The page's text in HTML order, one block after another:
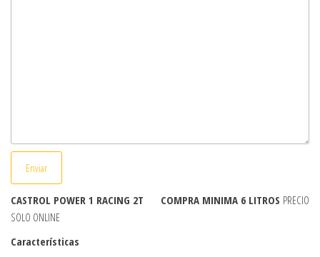
Enviar
CASTROL POWER 1 RACING 2T COMPRA MINIMA 6 LITROS PRECIO
SOLO ONLINE
Características